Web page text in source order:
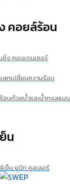
คอยล์ร้อน
ซิ่ง คอนเดนเซอร์
ลกเปลี่ยนความร้อน
นด้วยน้ำและน้ำทะเลแบบ
น
ย็น ยูนิท คูลเลอร์